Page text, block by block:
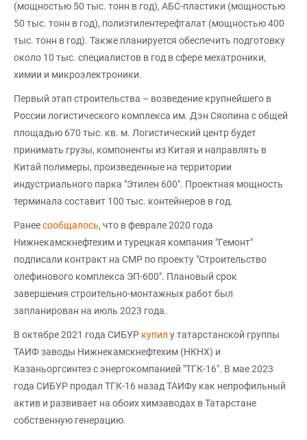
(мощностью 50 тыс. тонн в год), АБС-пластики (мощностью
50 тыс. тонн в год), полиэтилентерефталат (мощностью 400
тыс. тонн в год). Также планируется обеспечить подготовку
около 10 тыс. специалистов в год в сфере мехатроники,
химии и микроэлектроники.
Первый этап строительства – возведение крупнейшего в
России логистического комплекса им. Дэн Сяопина с общей
площадью 670 тыс. кв. м. Логистический центр будет
принимать грузы, компоненты из Китая и направлять в
Китай полимеры, произведенные на территории
индустриального парка "Этилен 600". Проектная мощность
терминала составит 100 тыс. контейнеров в год.
Ранеесообщалось, что в феврале 2020 года
Нижнекамскнефтехим и турецкая компания "Гемонт"
подписали контракт на СМР по проекту "Строительство
олефинового комплекса ЭП-600". Плановый срок
завершения строительно-монтажных работ был
запланирован на июль 2023 года.
В октябре 2021 года СИБУР купил у татарстанской группы
ТАИФ заводы Нижнекамскнефтехим (НКНХ) и
Казаньоргсинтез с энергокомпанией "ТГК-16". В мае 2023
года СИБУР продал ТГК-16 назад ТАИФу как непрофильный
актив и развивает на обоих химзаводах в Татарстане
собственную генерацию.